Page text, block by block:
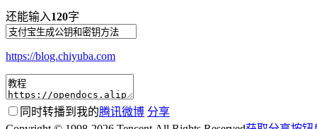
还能输入120字
https://blog.chiyuba.com
同时转播到我的腾讯微博 分享